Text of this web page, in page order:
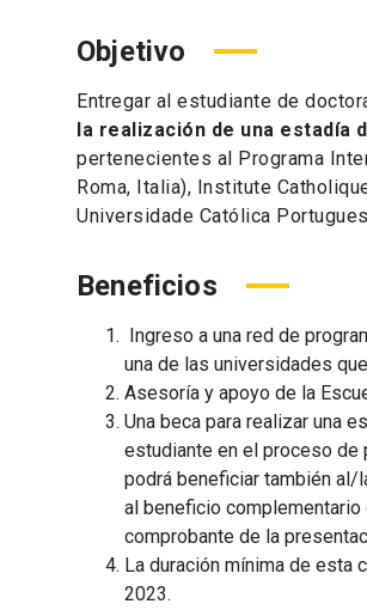
Objetivo
Entregar al estudiante de
la realización de una estadía
pertenecientes al Programa
Roma, Italia), Institute
Universidade Católica
Beneficios
Ingreso a una red de
una de las universidades
Asesoría y apoyo de la
Una beca para realizar una
estudiante en el proceso de
podrá beneficiar también al/
al beneficio complementario
comprobante de la
La duración mínima de esta
2023.